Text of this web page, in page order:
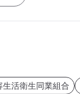
生活衛生同業組合